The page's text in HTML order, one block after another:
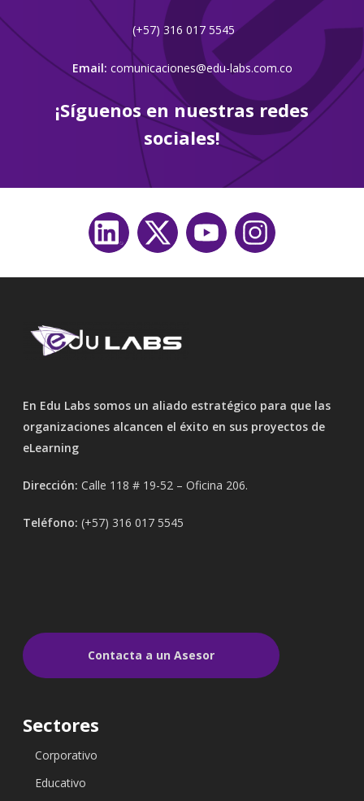
(+57) 316 017 5545
Email: comunicaciones@edu-labs.com.co
¡Síguenos en nuestras redes
sociales!
En Edu Labs somos un aliado estratégico para que las
organizaciones alcancen el éxito en sus proyectos de
eLearning
Dirección: Calle 118 # 19-52 – Oficina 206.
Teléfono: (+57) 316 017 5545
Contacta a un Asesor
Sectores
Corporativo
Educativo